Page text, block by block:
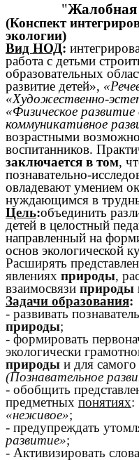
"
(Конспект
экологии)
Вид НОД:
работа с детьми
образовательных
развитие детей»,
«Художественно-
«Физическое
коммуникативное
возрастными
воспитанников.
заключается в том,
познавательно-
овладевают умением
нуждающимся в
Цель:объединить
детей в целостный
направленный на
основ экологической
Расширять
явлениях природы,
взаимосвязи природы
Задачи образования:
- развивать
природы;
- формировать
экологически
природы и для
(Познавательное
- обобщить
предметных понятиях:
«неживое»;
- предупреждать
развитие»;
- Активизировать